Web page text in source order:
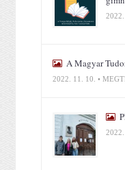
A Magyar
2022. 11. 10. •